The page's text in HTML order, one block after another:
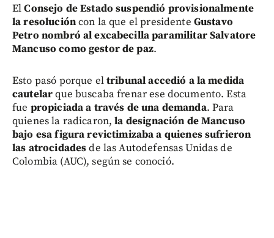
ElConsejo de Estado suspendió provisionalmente
la resolucióncon la que el presidente Gustavo
Petro nombró al excabecilla paramilitar Salvatore
Mancuso como gestor de paz.
Esto pasó porque eltribunal accedió a la medida
cautelarque buscaba frenar ese documento. Esta
fue propiciada a través de una demanda. Para
quienes la radicaron,la designación de Mancuso
bajo esa figura revictimizaba a quienes sufrieron
las atrocidadesde las Autodefensas Unidas de
Colombia (AUC), según se conoció.